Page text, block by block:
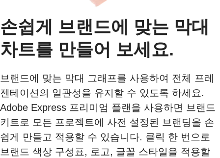
손쉽게 브랜드에 맞는 막대
차트를 만들어 보세요.
브랜드에 맞는 막대 그래프를 사용하여 전체 프레
젠테이션의 일관성을 유지할 수 있도록 하세요.
Adobe Express 프리미엄 플랜을 사용하면 브랜드
키트로 모든 프로젝트에 사전 설정된 브랜딩을 손
쉽게 만들고 적용할 수 있습니다. 클릭 한 번으로
브랜드 색상 구성표, 로고, 글꼴 스타일을 적용할